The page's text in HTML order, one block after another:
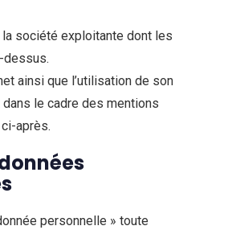
société exploitante dont les
dessus.
ainsi que l’utilisation de son
le cadre des mentions
après.
personnelle » toute